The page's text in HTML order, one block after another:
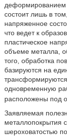
деформированием
состоит лишь в
напряженное
что ведет к
пластическое
объеме металла,
того, обработка
базируются на
одновременную
расположены под
Заявляемая
металлопокрытия
шероховатостью